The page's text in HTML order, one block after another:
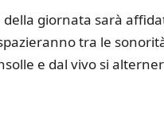
giornata sarà
tra le
e dal vivo si